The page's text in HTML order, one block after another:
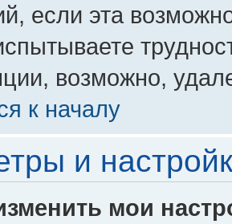
если эта
возможно,
к началу
и
мои